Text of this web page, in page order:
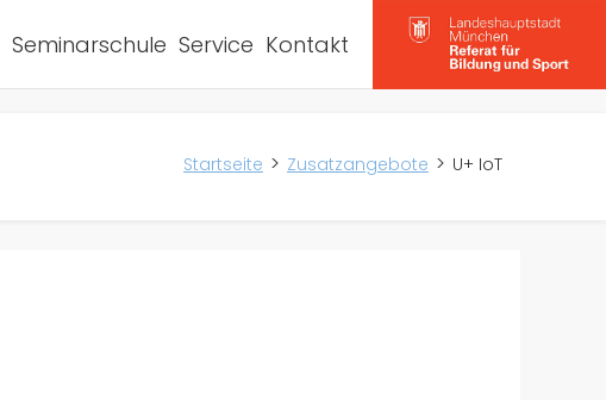
Seminarschule Service Kontakt
Startseite Zusatzangebote U+ IoT